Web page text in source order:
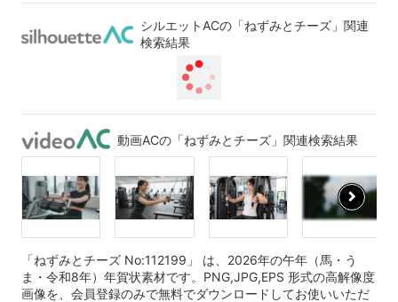
シルエットACの「ねずみとチーズ」関連
検索結果
動画ACの「ねずみとチーズ」関連検索結果
「ねずみとチーズ No:112199」 は、2026年の午年（馬・う
ま・令和8年）年賀状素材です。PNG,JPG,EPS 形式の高解像度
画像を、会員登録のみで無料でダウンロードしてお使いいただ